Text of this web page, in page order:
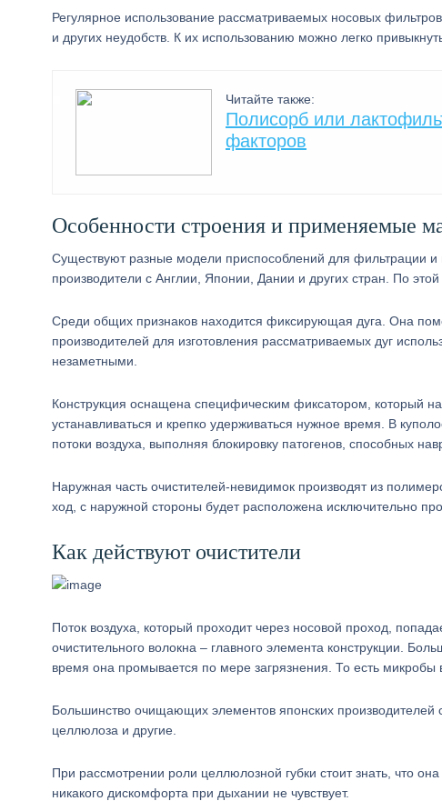
Регулярное использование рассматриваемых носовых
и других неудобств. К их использованию можно легко
Читайте также:
Полисорб или
факторов
Особенности строения и применяемые
Существуют разные модели приспособлений для фильтрации
производители с Англии, Японии, Дании и других стран. По
Среди общих признаков находится фиксирующая дуга. Она
производителей для изготовления рассматриваемых дуг
незаметными.
Конструкция оснащена специфическим фиксатором, который
устанавливаться и крепко удерживаться нужное время. В
потоки воздуха, выполняя блокировку патогенов, способных
Наружная часть очистителей-невидимок производят из
ход, с наружной стороны будет расположена исключительно
Как действуют очистители
Поток воздуха, который проходит через носовой проход,
очистительного волокна – главного элемента конструкции.
время она промывается по мере загрязнения. То есть микробы
Большинство очищающих элементов японских производителей
целлюлоза и другие.
При рассмотрении роли целлюлозной губки стоит знать, что
никакого дискомфорта при дыхании не чувствует.